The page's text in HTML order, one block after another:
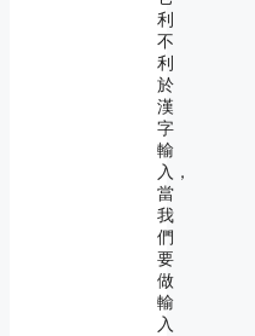
利
不
利
於
漢
字
輸
入，
當
我
們
要
做
輸
入